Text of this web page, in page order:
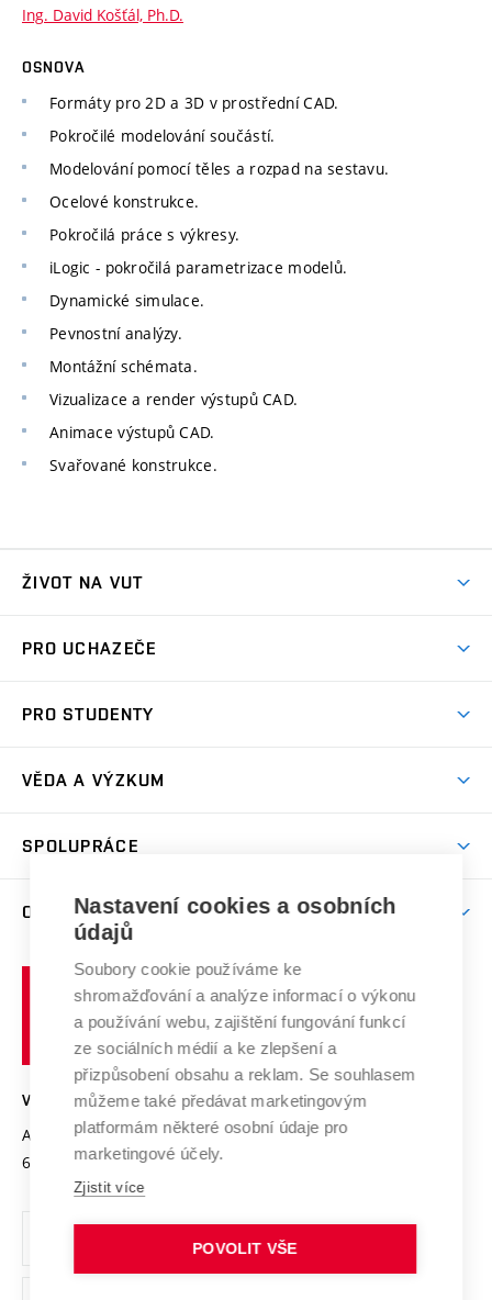
Ing. David Košťál, Ph.D.
OSNOVA
Formáty pro 2D a 3D v prostřední CAD.
Pokročilé modelování součástí.
Modelování pomocí těles a rozpad na sestavu.
Ocelové konstrukce.
Pokročilá práce s výkresy.
iLogic - pokročilá parametrizace modelů.
Dynamické simulace.
Pevnostní analýzy.
Montážní schémata.
Vizualizace a render výstupů CAD.
Animace výstupů CAD.
Svařované konstrukce.
ŽIVOT NA VUT
Koleje
Sport na VUT
PRO UCHAZEČE
Dny otevřených dveří
Celoživotní vzdělávání
E-přihláška
PRO STUDENTY
Harmonogram akademického roku
Závěrečné práce
Doktorské studium
Zpracování osobních údajů studentů
Sociální bezpečí
Studium bez bariér
Podpora podnikání
VĚDA A VÝZKUM
Mezinárodní vědecká rada
Systém zajišťování kvality výzkumu
Výzkumné infrastruktury
Transfer znalostí
Open Science
Projekty
Projekty ze strukturálních fondů
Specifický výzkum
SPOLUPRÁCE
Zahraniční spolupráce
Spolupráce se školami
Služby univerzity
Mezinárodní dohody
Univerzitní sítě
O UNIVERZITĚ
Profil univerzity
Udržitelná univerzita
Podnikavá univerzita / ContriBUTe
Bezpečná univerzita
Vyznamenání
Organizační struktura
Ochrana osobních údajů
učení
technické
VYSOKÉ UČENÍ TECHNICKÉ V BRNĚ
Antonínská 548/1
602 00 Brno
www.vut.cz
vut@vutbr.cz
Nastavení cookies a osobních
údajů
Soubory cookie používáme ke
shromažďování a analýze informací o výkonu
a používání webu, zajištění fungování funkcí
ze sociálních médií a ke zlepšení a
přizpůsobení obsahu a reklam. Se souhlasem
můžeme také předávat marketingovým
platformám některé osobní údaje pro
marketingové účely.
Zjistit více
POVOLIT VŠE